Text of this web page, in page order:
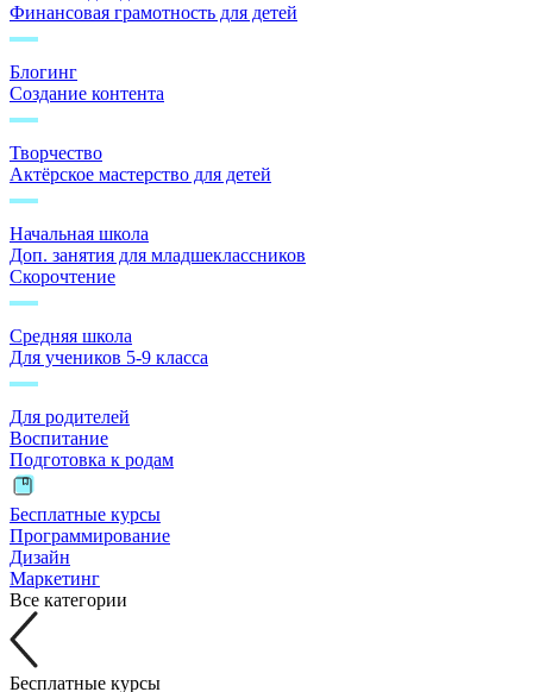
Финансовая грамотность для детей
Блогинг
Создание контента
Творчество
Актёрское мастерство для детей
Начальная школа
Доп. занятия для младшеклассников
Скорочтение
Средняя школа
Для учеников 5-9 класса
Для родителей
Воспитание
Подготовка к родам
Бесплатные курсы
Программирование
Дизайн
Маркетинг
Все категории
Бесплатные курсы